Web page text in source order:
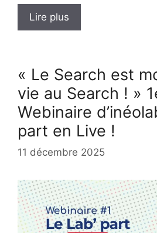
Lire plus
« Le Search est
vie au Search ! »
Webinaire
part en Live !
11 décembre 2025